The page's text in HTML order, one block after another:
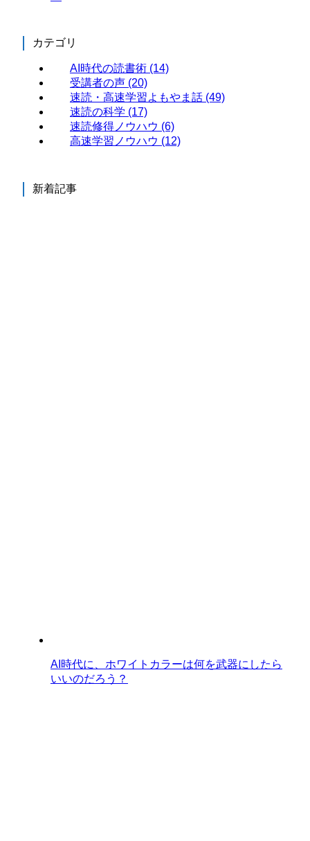
カテゴリ
AI時代の読書術 (14)
受講者の声 (20)
速読・高速学習よもやま話 (49)
速読の科学 (17)
速読修得ノウハウ (6)
高速学習ノウハウ (12)
新着記事
AI時代に、ホワイトカラーは何を武器にしたら
いいのだろう？